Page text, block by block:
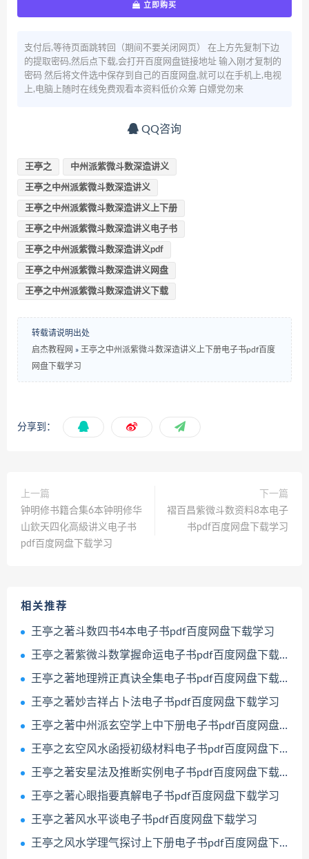
立即购买
支付后,等待页面跳转回（期间不要关闭网页） 在上方先复制下边
的提取密码,然后点下载,会打开百度网盘链接地址 输入刚才复制的
密码 然后将文件选中保存到自己的百度网盘,就可以在手机上,电视
上,电脑上随时在线免费观看本资料低价众筹 白嫖党勿来
QQ咨询
王亭之 中州派紫微斗数深造讲义
王亭之中州派紫微斗数深造讲义
王亭之中州派紫微斗数深造讲义上下册
王亭之中州派紫微斗数深造讲义电子书
王亭之中州派紫微斗数深造讲义pdf
王亭之中州派紫微斗数深造讲义网盘
王亭之中州派紫微斗数深造讲义下载
转载请说明出处
启杰教程网 » 王亭之中州派紫微斗数深造讲义上下册电子书pdf百度
网盘下载学习
分享到：
上一篇
钟明修书籍合集6本钟明修华
山欽天四化高級讲义电子书
pdf百度网盘下载学习
下一篇
褶百昌紫微斗数资料8本电子
书pdf百度网盘下载学习
相关推荐
王亭之著斗数四书4本电子书pdf百度网盘下载学习
王亭之著紫微斗数掌握命运电子书pdf百度网盘下载学习
王亭之著地理辨正真诀全集电子书pdf百度网盘下载学习
王亭之著妙吉祥占卜法电子书pdf百度网盘下载学习
王亭之著中州派玄空学上中下册电子书pdf百度网盘下载学习
王亭之玄空风水函授初级材料电子书pdf百度网盘下载学习
王亭之著安星法及推断实例电子书pdf百度网盘下载学习
王亭之著心眼指要真解电子书pdf百度网盘下载学习
王亭之著风水平谈电子书pdf百度网盘下载学习
王亭之风水学理气探讨上下册电子书pdf百度网盘下载学习